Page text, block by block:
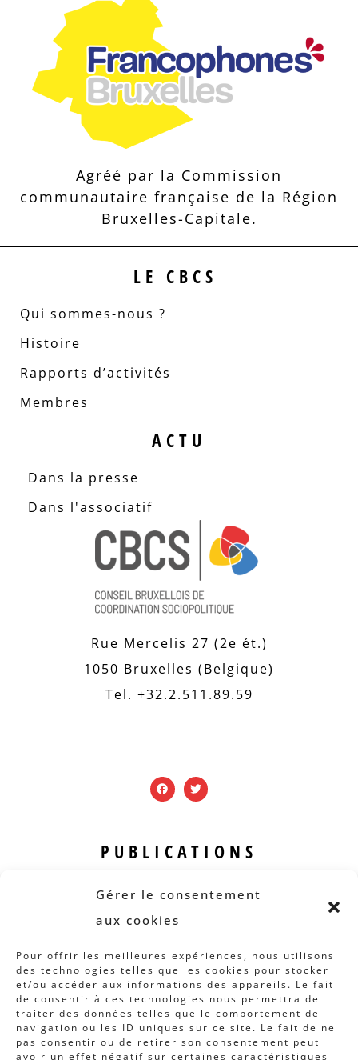
Gérer le consentement
aux cookies
Pour offrir les meilleures expériences, nous utilisons
des technologies telles que les cookies pour stocker
et/ou accéder aux informations des appareils. Le fait
de consentir à ces technologies nous permettra de
traiter des données telles que le comportement de
navigation ou les ID uniques sur ce site. Le fait de ne
pas consentir ou de retirer son consentement peut
avoir un effet négatif sur certaines caractéristiques
Agréé par la Commission
communautaire française de la Région
Bruxelles-Capitale.
LE CBCS
Qui sommes-nous ?
Histoire
Rapports d’activités
Membres
ACTU
Dans la presse
Dans l'associatif
Rue Mercelis 27 (2e ét.)
1050 Bruxelles (Belgique)
Tel. +32.2.511.89.59
PUBLICATIONS
Revue B.I.S.
Rapports et analyses
Articles
AUTRES INFOS
Actions
Concertation